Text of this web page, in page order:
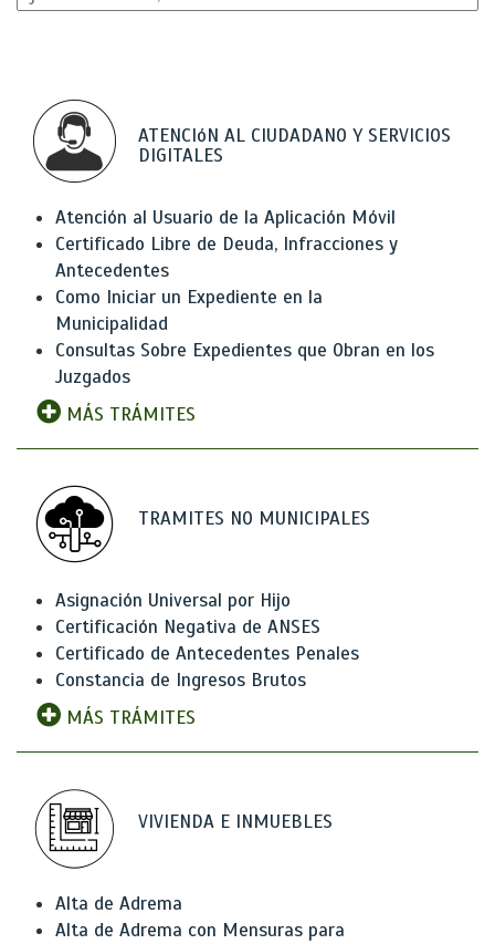
ATENCIóN AL CIUDADANO Y SERVICIOS
DIGITALES
Atención al Usuario de la Aplicación Móvil
Certificado Libre de Deuda, Infracciones y
Antecedentes
Como Iniciar un Expediente en la
Municipalidad
Consultas Sobre Expedientes que Obran en los
Juzgados
MÁS TRÁMITES
TRAMITES NO MUNICIPALES
Asignación Universal por Hijo
Certificación Negativa de ANSES
Certificado de Antecedentes Penales
Constancia de Ingresos Brutos
MÁS TRÁMITES
VIVIENDA E INMUEBLES
Alta de Adrema
Alta de Adrema con Mensuras para